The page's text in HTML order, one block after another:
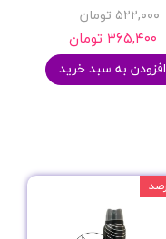
۵۲۲,۰۰۰ تومان
۳۶۵,۴۰۰ تومان
افزودن به سبد خرید